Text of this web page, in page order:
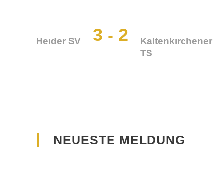
Heider SV 3 - 2
Kaltenkirchener
TS
NEUESTE MELDUNG